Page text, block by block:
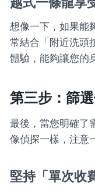
想像一下，如果能
常結合「附近洗頭
體驗，能夠讓您的
第三步：篩
最後，當您明確了
像偵探一樣，注意
堅持「單次收